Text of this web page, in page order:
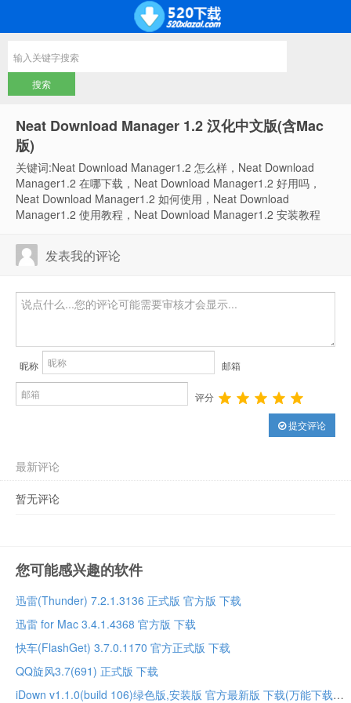
Neat Download Manager 1.2 汉化中文版(含Mac
版)
关键词:Neat Download Manager1.2 怎么样，Neat Download
Manager1.2 在哪下载，Neat Download Manager1.2 好用吗，
Neat Download Manager1.2 如何使用，Neat Download
Manager1.2 使用教程，Neat Download Manager1.2 安装教程
发表我的评论
昵称 邮箱
评分
提交评论
最新评论
暂无评论
您可能感兴趣的软件
迅雷(Thunder) 7.2.1.3136 正式版 官方版 下载
迅雷 for Mac 3.4.1.4368 官方版 下载
快车(FlashGet) 3.7.0.1170 官方正式版 下载
QQ旋风3.7(691) 正式版 下载
iDown v1.1.0(build 106)绿色版,安装版 官方最新版 下载(万能下载器)